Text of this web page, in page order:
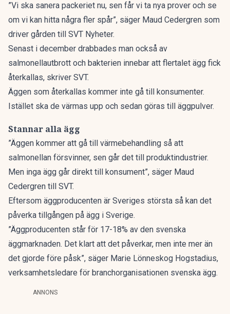
”Vi ska sanera packeriet nu, sen får vi ta nya prover och se
om vi kan hitta några fler spår”, säger Maud Cedergren som
driver gården till SVT Nyheter.
Senast i december drabbades man också av
salmonellautbrott och bakterien innebar att flertalet ägg fick
återkallas, skriver SVT.
Äggen som återkallas kommer inte gå till konsumenter.
Istället ska de värmas upp och sedan göras till äggpulver.
Stannar alla ägg
”Äggen kommer att gå till värmebehandling så att
salmonellan försvinner, sen går det till produktindustrier.
Men inga ägg går direkt till konsument”, säger Maud
Cedergren till SVT.
Eftersom äggproducenten är Sveriges största så kan det
påverka tillgången på ägg i Sverige.
”Äggproducenten står för 17-18% av den svenska
äggmarknaden. Det klart att det påverkar, men inte mer än
det gjorde före påsk”, säger Marie Lönneskog Hogstadius,
verksamhetsledare för branchorganisationen svenska ägg.
ANNONS